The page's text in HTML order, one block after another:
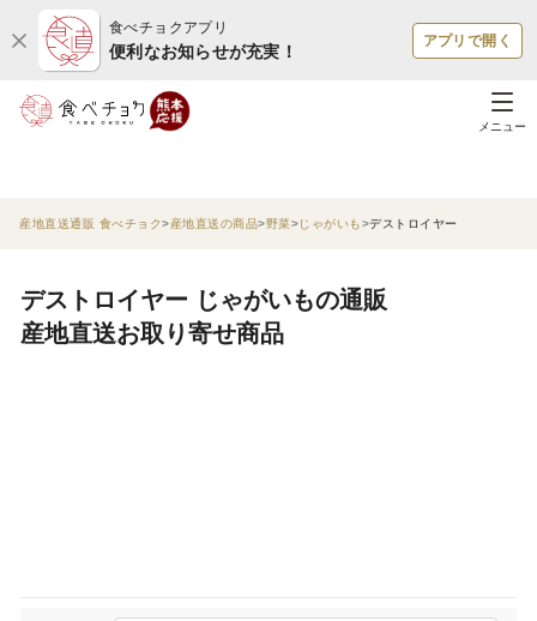
食べチョクアプリ
便利なお知らせが充実！
アプリで開く
メニュー
産地直送通販 食べチョク 産地直送の商品 野菜 じゃがいも デストロイヤー
デストロイヤー じゃがいもの通販
産地直送お取り寄せ商品